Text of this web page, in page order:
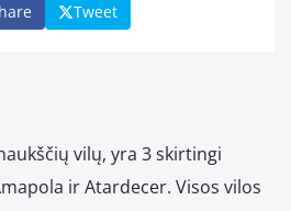
Tweet
vilų, yra 3 skirtingi
ir Atardecer. Visos vilos